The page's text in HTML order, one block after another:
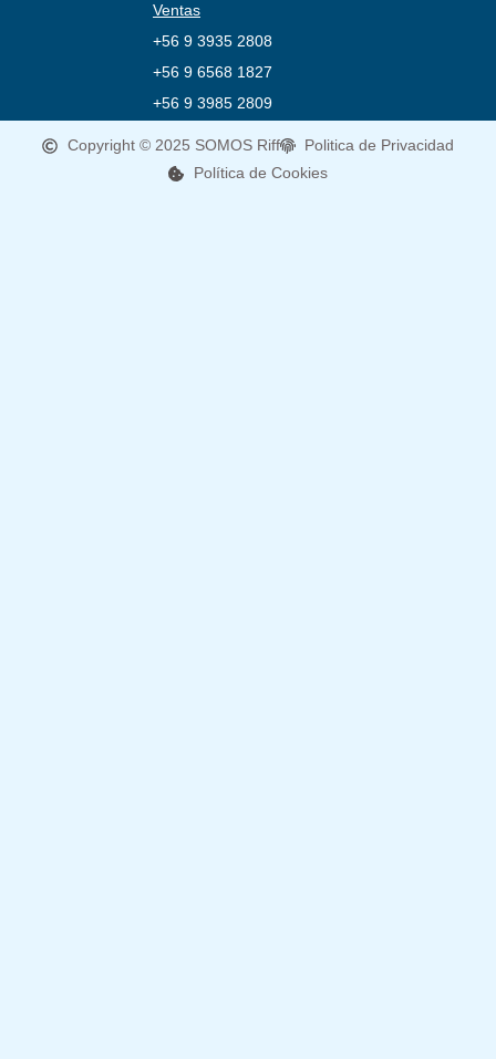
Ventas
+56 9 3935 2808
+56 9 6568 1827
+56 9 3985 2809
Copyright © 2025 SOMOS Riff
Politica de Privacidad
Política de Cookies